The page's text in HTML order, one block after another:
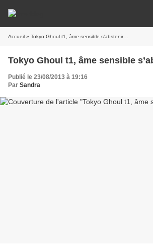
Accueil » Tokyo Ghoul t1, âme sensible s’abstenir…
Tokyo Ghoul t1, âme sensible
Publié le 23/08/2013 à 19:16
Par Sandra